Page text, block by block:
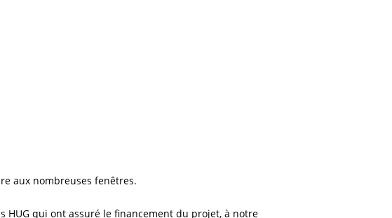
aux nombreuses fenêtres.
HUG qui ont assuré le financement du projet, à notre